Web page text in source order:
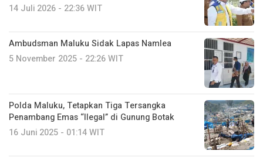
14 Juli 2026 - 22:36 WIT
Ambudsman Maluku Sidak Lapas Namlea
5 November 2025 - 22:26 WIT
Polda Maluku, Tetapkan Tiga Tersangka
Penambang Emas “Ilegal” di Gunung Botak
16 Juni 2025 - 01:14 WIT